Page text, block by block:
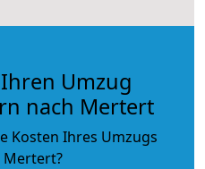
Umzug
nach Mertert
Kosten Ihres Umzugs
Mertert?